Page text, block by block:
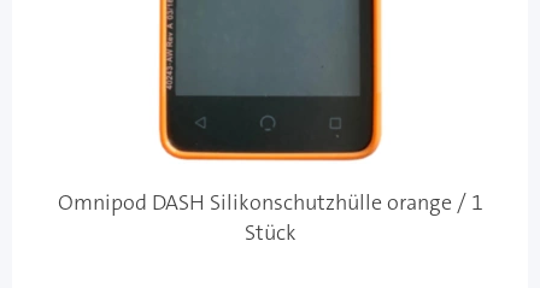
Omnipod DASH Silikonschutzhülle orange / 1
Stück